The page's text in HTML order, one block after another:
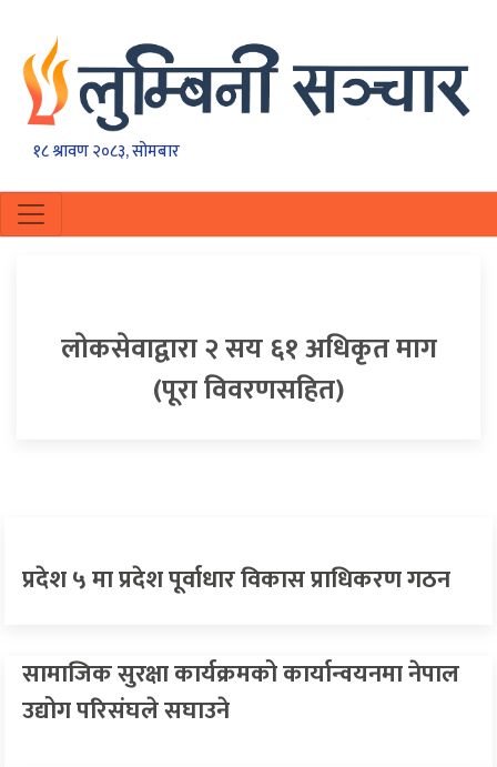
१८ श्रावण २०८३, सोमबार
लाेकसेवाद्वारा २ सय ६१ अधिकृत माग
(पूरा विवरणसहित)
प्रदेश ५ मा प्रदेश पूर्वाधार विकास प्राधिकरण गठन
सामाजिक सुरक्षा कार्यक्रमको कार्यान्वयनमा नेपाल
उद्योग परिसंघले सघाउने